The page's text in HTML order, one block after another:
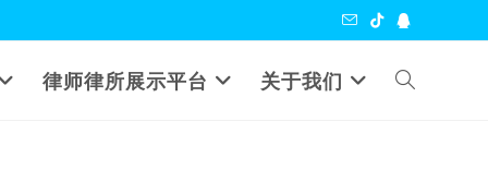
律师律所展示平台 关于我们 Toggle